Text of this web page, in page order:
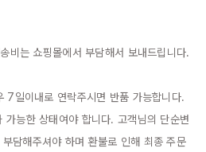
비는 쇼핑몰에서 부담해서 보내드립니다.
7일이내로 연락주시면 반품 가능합니다.
가능한 상태여야 합니다. 고객님의 단순변
담해주셔야 하며 환불로 인해 최종 주문